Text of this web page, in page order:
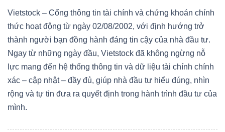
Vietstock – Cổng thông tin tài chính và chứng khoán chính
thức hoạt động từ ngày 02/08/2002, với định hướng trở
thành người bạn đồng hành đáng tin cậy của nhà đầu tư.
Ngay từ những ngày đầu, Vietstock đã không ngừng nỗ
lực mang đến hệ thống thông tin và dữ liệu tài chính chính
xác – cập nhật – đầy đủ, giúp nhà đầu tư hiểu đúng, nhìn
rộng và tự tin đưa ra quyết định trong hành trình đầu tư của
mình.